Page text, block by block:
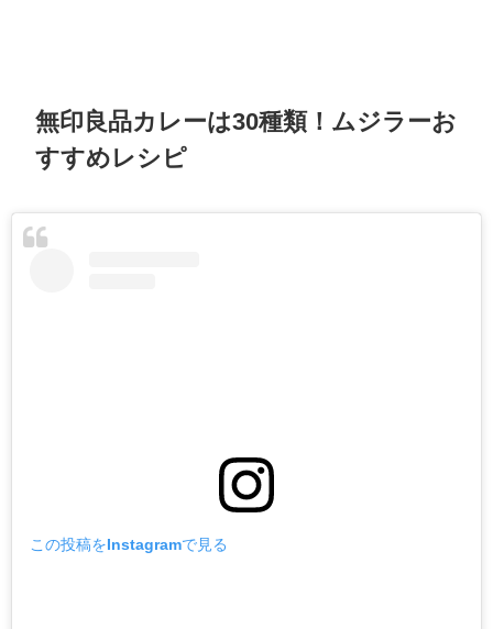
無印良品カレーは30種類！ムジラーお
すすめレシピ
この投稿をInstagramで見る